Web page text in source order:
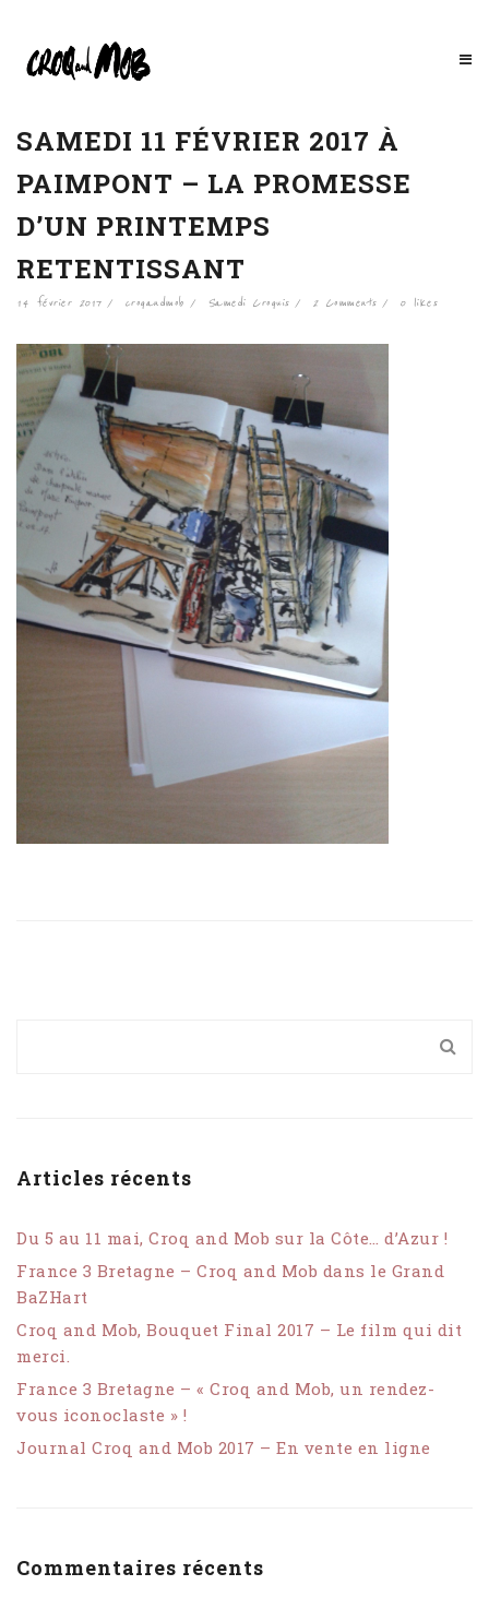
SAMEDI 11 FÉVRIER 2017 À
PAIMPONT – LA PROMESSE
D’UN PRINTEMPS
RETENTISSANT
14 février 2017 croqandmob Samedi Croquis 2 Comments 0likes
Articles récents
Du 5 au 11 mai, Croq and Mob sur la Côte… d’Azur !
France 3 Bretagne – Croq and Mob dans le Grand
BaZHart
Croq and Mob, Bouquet Final 2017 – Le film qui dit
merci.
France 3 Bretagne – « Croq and Mob, un rendez-
vous iconoclaste » !
Journal Croq and Mob 2017 – En vente en ligne
Commentaires récents